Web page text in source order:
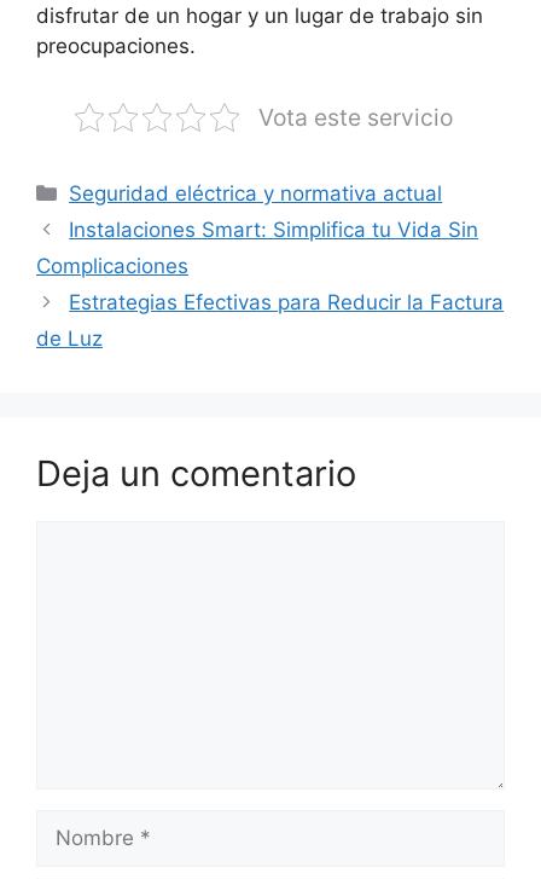
disfrutar de un hogar y un lugar de trabajo sin
preocupaciones.
Vota este servicio
Categorías
Seguridad eléctrica y normativa actual
Instalaciones Smart: Simplifica tu Vida Sin
Complicaciones
Estrategias Efectivas para Reducir la Factura
de Luz
Deja un comentario
Nombre